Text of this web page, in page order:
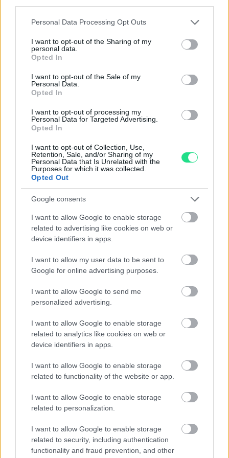
Please note that this website/app uses one or more Google
not limited to your visit or usage behaviour. You may click to
grant or deny consent to Google and its third-party tags to
use your data for below specified purposes in below Google
consent section.
Personal Data Processing Opt Outs
I want to opt-out of the Sharing of my
personal data.
Opted In
I want to opt-out of the Sale of my
Personal Data.
Opted In
I want to opt-out of processing my
Personal Data for Targeted Advertising.
Opted In
I want to opt-out of Collection, Use,
Retention, Sale, and/or Sharing of my
Personal Data that Is Unrelated with the
Purposes for which it was collected.
Opted Out
Google consents
I want to allow Google to enable storage
related to advertising like cookies on web or
device identifiers in apps.
I want to allow my user data to be sent to
Google for online advertising purposes.
I want to allow Google to send me
personalized advertising.
I want to allow Google to enable storage
related to analytics like cookies on web or
device identifiers in apps.
I want to allow Google to enable storage
related to functionality of the website or app.
I want to allow Google to enable storage
related to personalization.
I want to allow Google to enable storage
related to security, including authentication
functionality and fraud prevention, and other
Reso facile e gratuitoentro 28 giorni.
Spedizione gratuitaper ordini superiori a 150 euro.
all'acquisto.
informazioni o prenotare una
videochiamata:
Cognome e Nome *
*
La tua richiesta *
Consenso al
trattamento dati